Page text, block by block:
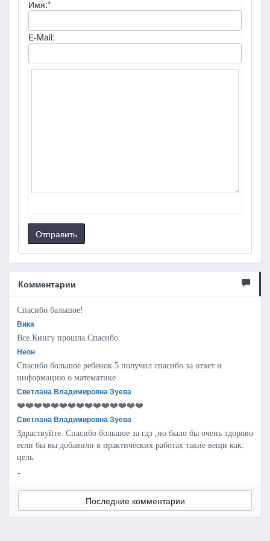
Имя:*
E-Mail:
Отправить
Комментарии
Спасибо бальшое!
Вика
Все.Книгу прошла.Спасибо.
Неон
Спасибо большое ребенок 5 получил спасибо за ответ и
информацию о математике
Светлана Владимировна Зуева
❤️❤️❤️❤️❤️❤️❤️❤️❤️❤️❤️❤️❤️❤️❤️
Светлана Владимировна Зуева
Здраствуйте. Спасибо большое за гдз ,но было бы очень здорово
если бы вы добавили в практических работах такие вещи как:
цель
..
Последние комментарии